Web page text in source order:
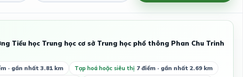
Tiểu học Trung học cơ sở Trung học phổ thông Phan Chu Trinh
· gần nhất 3.81 km Tạp hoá hoặc siêu thị 7 điểm · gần nhất 2.69 km